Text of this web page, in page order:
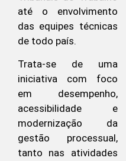
até o envolvimento
das equipes técnicas
de todo país.
Trata-se de uma
iniciativa com foco
em desempenho,
acessibilidade e
modernização da
gestão processual,
tanto nas atividades